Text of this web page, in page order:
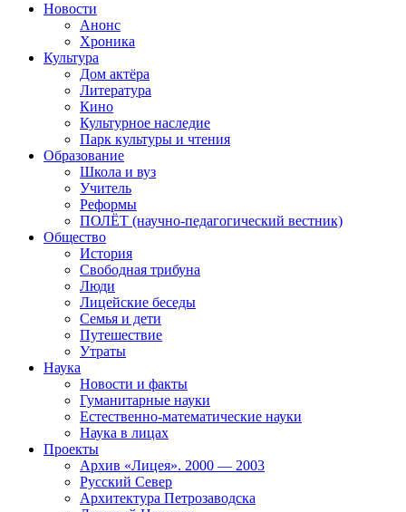
Новости
Анонс
Хроника
Культура
Дом актёра
Литература
Кино
Культурное наследие
Парк культуры и чтения
Образование
Школа и вуз
Учитель
Реформы
ПОЛЁТ (научно-педагогический вестник)
Общество
История
Свободная трибуна
Люди
Лицейские беседы
Семья и дети
Путешествие
Утраты
Наука
Новости и факты
Гуманитарные науки
Естественно-математические науки
Наука в лицах
Проекты
Архив «Лицея». 2000 — 2003
Русский Север
Архитектура Петрозаводска